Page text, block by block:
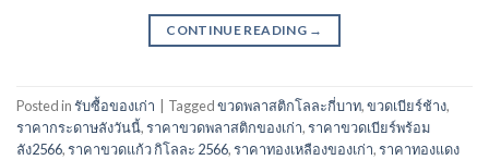
CONTINUE READING →
Posted inรับซื้อของเก่า Taggedขวดพลาสติกโลละกี่บาท,ขวดเบียร์ช้าง,
ราคากระดาษลังวันนี้,ราคาขวดพลาสติกของเก่า,ราคาขวดเบียร์พร้อม
ลัง2566,ราคาขวดแก้ว กิโลละ 2566,ราคาทองเหลืองของเก่า,ราคาทองแดง